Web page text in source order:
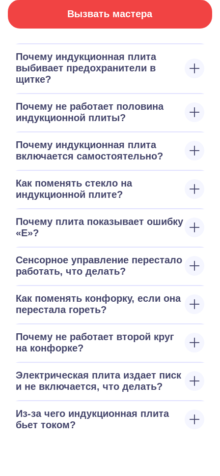
Вызвать мастера
Почему индукционная плита
выбивает предохранители в
щитке?
Почему не работает половина
индукционной плиты?
Почему индукционная плита
включается самостоятельно?
Как поменять стекло на
индукционной плите?
Почему плита показывает ошибку
«E»?
Сенсорное управление перестало
работать, что делать?
Как поменять конфорку, если она
перестала гореть?
Почему не работает второй круг
на конфорке?
Электрическая плита издает писк
и не включается, что делать?
Из-за чего индукционная плита
бьет током?